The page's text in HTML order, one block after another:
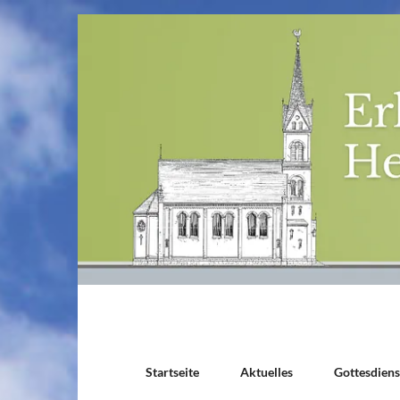
Startseite Aktuelles